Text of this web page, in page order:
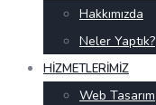
Hakkımızda
Neler Yaptık?
HIZMETLERIMIZ
Web Tasarım